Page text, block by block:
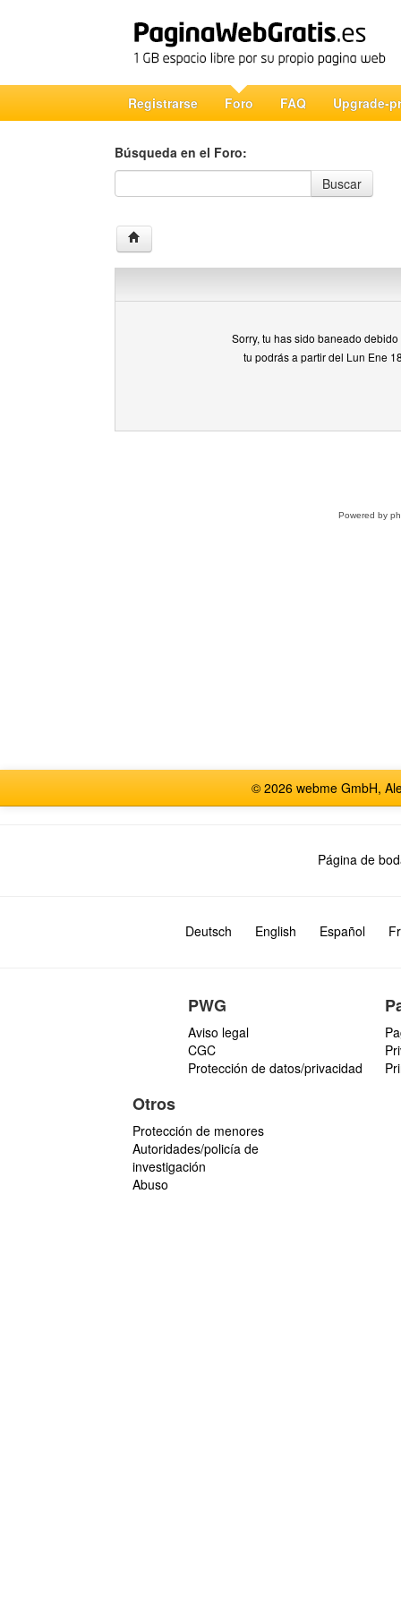
Registrarse Foro FAQ Upgrade-
Búsqueda en el Foro:
Búsqueda en el Foro
Buscar
Sorry, tu has sido baneado
tu podrás a partir del Lun Ene
Powered by
© 2026 webme GmbH,
Página de
Deutsch English Español
PWG
Aviso legal
CGC
Protección de datos/privacidad
Otros
Protección de menores
Autoridades/policía de
investigación
Abuso